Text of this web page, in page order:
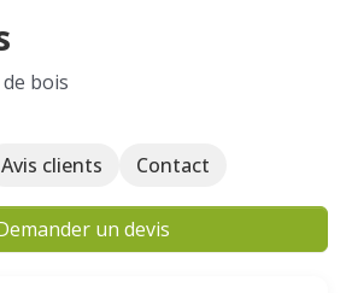
bois
Avis clients Contact
un devis